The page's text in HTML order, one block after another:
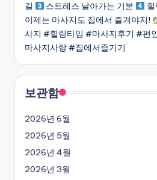
길
스트레스 날아가는 기분
이제는 마사지도 집에서 즐겨야지!
사지 #힐링타임 #마사지후기 #편
마사지사랑 #집에서즐기기
보관함
2026년 6월
2026년 5월
2026년 4월
2026년 3월